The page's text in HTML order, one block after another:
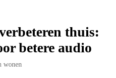
thuis:
betere audio
wonen